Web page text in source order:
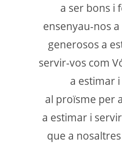
a ser bons i
ensenyau-nos
generosos a
servir-vos com
a estimar
al proïsme per
a estimar i
que a